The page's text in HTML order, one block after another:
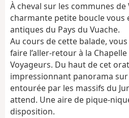
À cheval sur les communes de
charmante petite boucle vous
antiques du Pays du Vuache.
Au cours de cette balade,
faire l’aller-retour à la
Voyageurs. Du haut de cet
impressionnant panorama sur
entourée par les massifs du
attend. Une aire de pique-
disposition.